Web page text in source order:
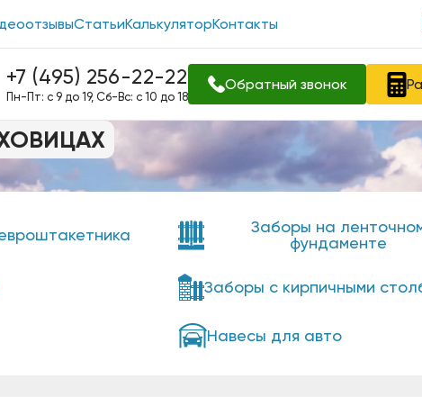
СтатьиКалькуляторКонтакты
+7 (495) 256-22-22
Пн-Пт: с 9 до 19, Сб-Вс: с 10 до 18
Обратный звонок
Заборы на
фундаменте
Заборы с кирпичными
Навесы для авто